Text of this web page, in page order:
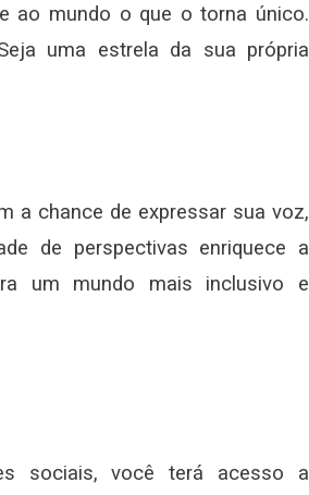
ao mundo o que o torna único.
uma estrela da sua própria
a chance de expressar sua voz,
de perspectivas enriquece a
um mundo mais inclusivo e
sociais, você terá acesso a